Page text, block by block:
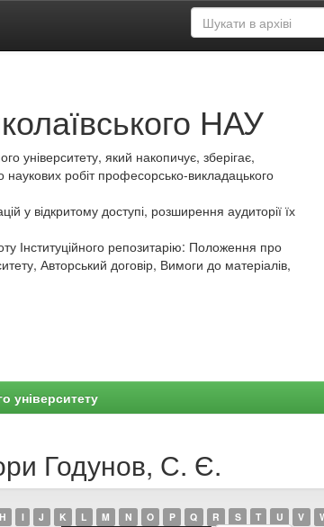
НАУ
університету, який накопичує, зберігає,
робіт професорсько-викладацького
у відкритому доступі, розширення аудиторії їх
Інституційного репозитарію: Положення про
Авторський договір, Вимоги до матеріалів,
університету
Годунов, С. Є.
H I J K L M N O P Q R S T U V